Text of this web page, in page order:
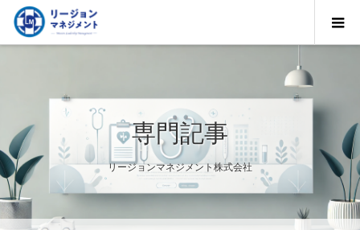
専門記事
リージョンマネジメント株式会社